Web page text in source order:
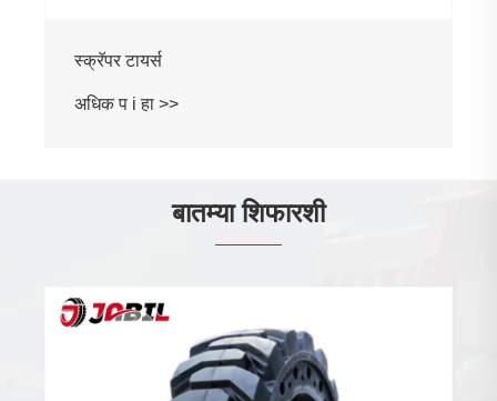
स्क्रॅपर टायर्स
अधिक प i हा >>
बातम्या शिफारशी